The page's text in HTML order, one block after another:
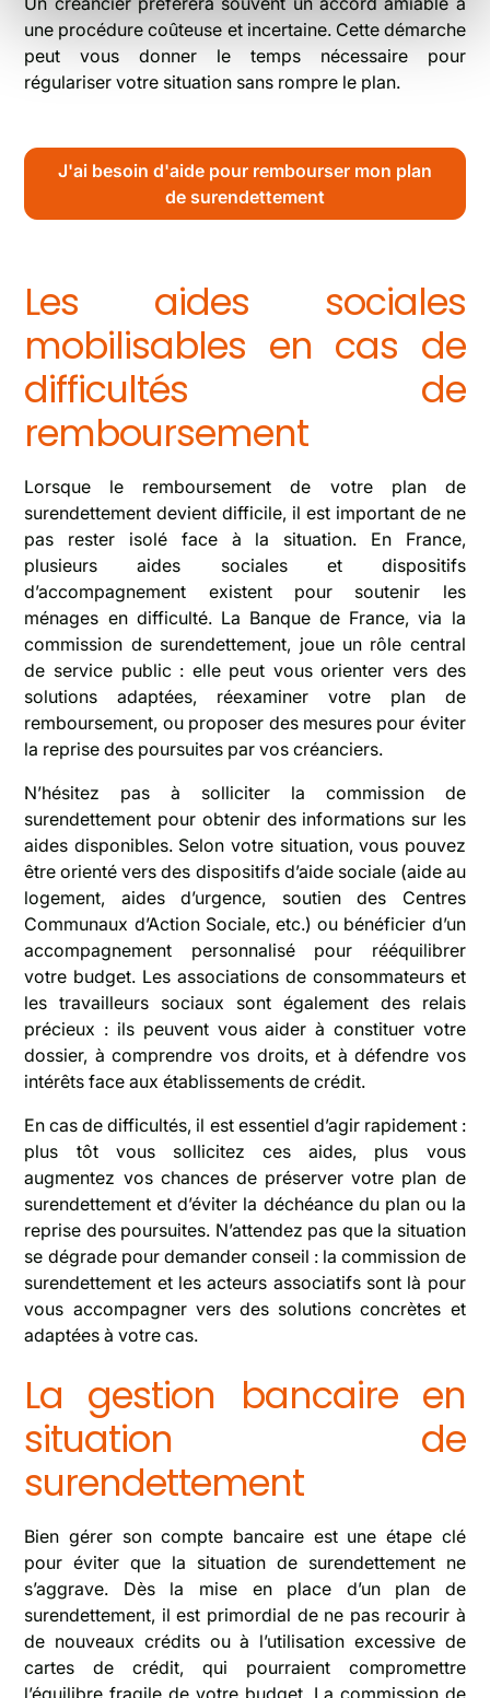
une procédure coûteuse et incertaine. Cette démarche
peut vous donner le temps nécessaire pour
régulariser votre situation sans rompre le plan.
J'ai besoin d'aide pour rembourser mon plan
de surendettement
Les aides sociales
mobilisables en cas de
difficultés de
remboursement
Lorsque le remboursement de votre plan de
surendettement devient difficile, il est important de ne
pas rester isolé face à la situation. En France,
plusieurs aides sociales et dispositifs
d’accompagnement existent pour soutenir les
ménages en difficulté. La Banque de France, via la
commission de surendettement, joue un rôle central
de service public : elle peut vous orienter vers des
solutions adaptées, réexaminer votre plan de
remboursement, ou proposer des mesures pour éviter
la reprise des poursuites par vos créanciers.
N’hésitez pas à solliciter la commission de
surendettement pour obtenir des informations sur les
aides disponibles. Selon votre situation, vous pouvez
être orienté vers des dispositifs d’aide sociale (aide au
logement, aides d’urgence, soutien des Centres
Communaux d’Action Sociale, etc.) ou bénéficier d’un
accompagnement personnalisé pour rééquilibrer
votre budget. Les associations de consommateurs et
les travailleurs sociaux sont également des relais
précieux : ils peuvent vous aider à constituer votre
dossier, à comprendre vos droits, et à défendre vos
intérêts face aux établissements de crédit.
En cas de difficultés, il est essentiel d’agir rapidement :
plus tôt vous sollicitez ces aides, plus vous
augmentez vos chances de préserver votre plan de
surendettement et d’éviter la déchéance du plan ou la
reprise des poursuites. N’attendez pas que la situation
se dégrade pour demander conseil : la commission de
surendettement et les acteurs associatifs sont là pour
vous accompagner vers des solutions concrètes et
adaptées à votre cas.
La gestion bancaire en
situation de
surendettement
Bien gérer son compte bancaire est une étape clé
pour éviter que la situation de surendettement ne
s’aggrave. Dès la mise en place d’un plan de
surendettement, il est primordial de ne pas recourir à
de nouveaux crédits ou à l’utilisation excessive de
cartes de crédit, qui pourraient compromettre
l’équilibre fragile de votre budget. La commission de